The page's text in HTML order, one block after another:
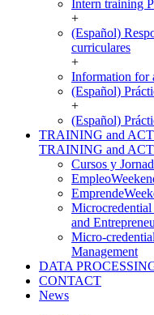
Intern training
+
(Español)
curriculares
+
Information for
(Español)
+
(Español)
TRAINING and
TRAINING and
Cursos y
and
Micro-
Management
DATA
CONTACT
News